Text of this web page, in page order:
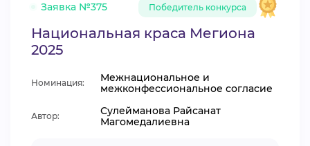
Заявка №375 Победитель конкурса
Национальная краса Мегиона
2025
Номинация:
Межнациональное и
межконфессиональное согласие
Автор:
Сулейманова Райсанат
Магомедалиевна